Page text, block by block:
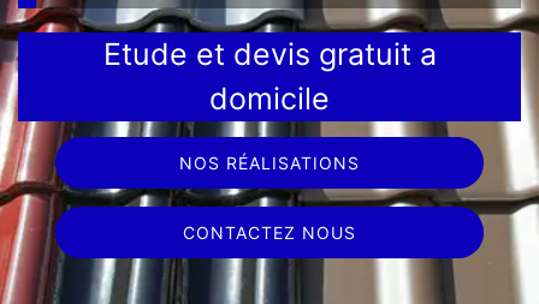
Etude et devis gratuit a
domicile
NOS RÉALISATIONS
CONTACTEZ NOUS